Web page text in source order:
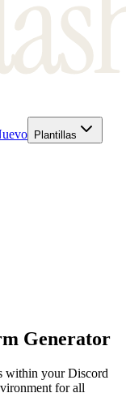
Plantillas
Generator
within your Discord
for all